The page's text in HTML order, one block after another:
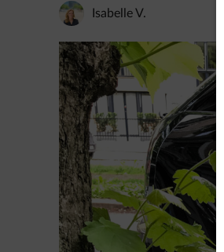
Isabelle V.